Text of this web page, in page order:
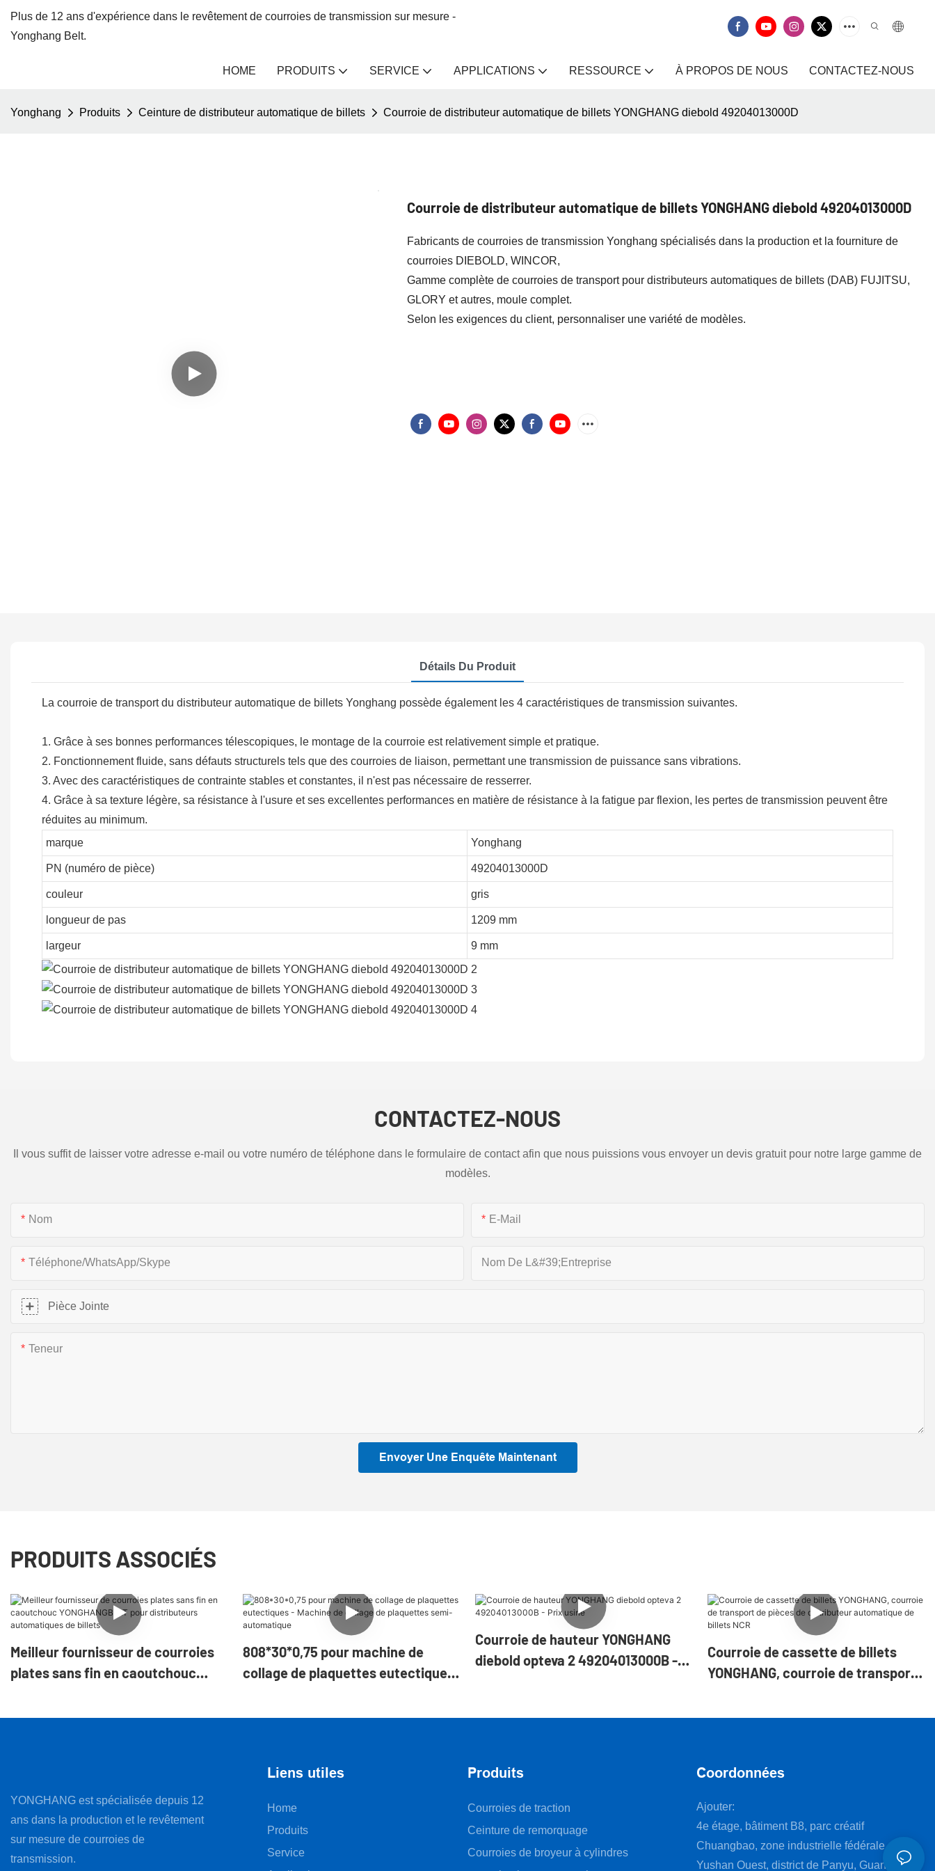
Plus de 12 ans d'expérience dans le revêtement de courroies de transmission sur mesure -
Yonghang Belt.
HOME PRODUITS SERVICE APPLICATIONS RESSOURCE À PROPOS DE NOUS CONTACTEZ-NOUS
Yonghang Produits Ceinture de distributeur automatique de billets Courroie de distributeur automatique de billets YONGHANG diebold 49204013000D
Courroie de distributeur automatique de billets YONGHANG diebold 49204013000D
Fabricants de courroies de transmission Yonghang spécialisés dans la production et la fourniture de
courroies DIEBOLD, WINCOR,
Gamme complète de courroies de transport pour distributeurs automatiques de billets (DAB) FUJITSU,
GLORY et autres, moule complet.
Selon les exigences du client, personnaliser une variété de modèles.
Détails Du Produit
La courroie de transport du distributeur automatique de billets Yonghang possède également les 4 caractéristiques de transmission suivantes.
1. Grâce à ses bonnes performances télescopiques, le montage de la courroie est relativement simple et pratique.
2. Fonctionnement fluide, sans défauts structurels tels que des courroies de liaison, permettant une transmission de puissance sans vibrations.
3. Avec des caractéristiques de contrainte stables et constantes, il n'est pas nécessaire de resserrer.
4. Grâce à sa texture légère, sa résistance à l'usure et ses excellentes performances en matière de résistance à la fatigue par flexion, les pertes de transmission peuvent être
réduites au minimum.
marque
Yonghang
PN (numéro de pièce) 49204013000D
couleur gris
longueur de pas 1209 mm
largeur 9 mm
CONTACTEZ-NOUS
Il vous suffit de laisser votre adresse e-mail ou votre numéro de téléphone dans le formulaire de contact afin que nous puissions vous envoyer un devis gratuit pour notre large gamme de
modèles.
Nom E-Mail
Téléphone/WhatsApp/Skype Nom De L&#39;entreprise
Pièce Jointe
Teneur
Envoyer Une Enquête Maintenant
PRODUITS ASSOCIÉS
Meilleur fournisseur de courroies
plates sans fin en caoutchouc
automatiques de billets
808*30*0,75 pour machine de
collage de plaquettes eutectiques
semi-automatique
Courroie de hauteur YONGHANG
diebold opteva 2 49204013000B -
Courroie de cassette de billets
YONGHANG, courroie de transport
automatique de billets NCR
YONGHANG est spécialisée depuis 12
ans dans la production et le revêtement
sur mesure de courroies de
transmission.
Liens utiles
Home
Produits
Service
Produits
Courroies de traction
Ceinture de remorquage
Courroies de broyeur à cylindres
Coordonnées
Ajouter:
4e étage, bâtiment B8, parc créatif
Chuangbao, zone industrielle fédérale, route
Yushan Ouest, district de Panyu, Guangzhou,